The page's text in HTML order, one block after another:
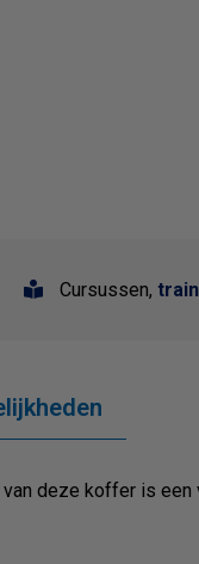
Cursussen,
deze koffer is een